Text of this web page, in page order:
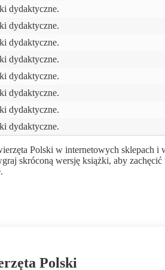
dydaktyczne.
dydaktyczne.
dydaktyczne.
dydaktyczne.
dydaktyczne.
dydaktyczne.
dydaktyczne.
dydaktyczne.
Polski w internetowych sklepach i
skróconą wersję książki, aby